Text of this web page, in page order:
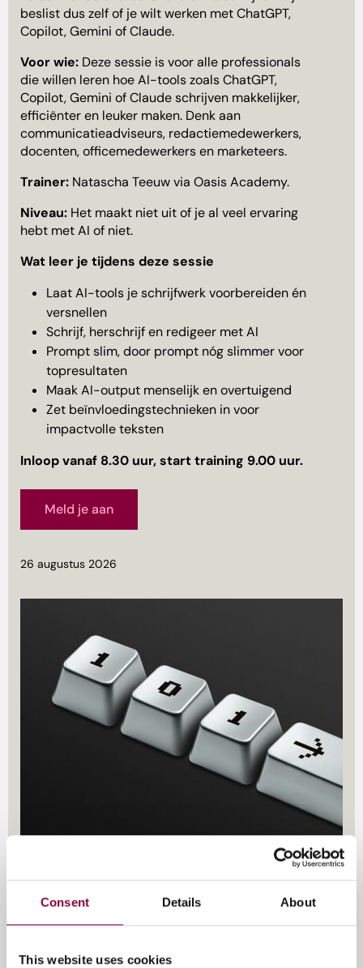
Consent Details About
This website uses cookies
beslist dus zelf of je wilt werken met ChatGPT,
Copilot, Gemini of Claude.
Voor wie: Deze sessie is voor alle professionals
die willen leren hoe AI-tools zoals ChatGPT,
Copilot, Gemini of Claude schrijven makkelijker,
efficiënter en leuker maken. Denk aan
communicatieadviseurs, redactiemedewerkers,
docenten, officemedewerkers en marketeers.
Trainer: Natascha Teeuw via Oasis Academy.
Niveau: Het maakt niet uit of je al veel ervaring
hebt met AI of niet.
Wat leer je tijdens deze sessie
​Laat AI-tools je schrijfwerk voorbereiden én
versnellen
​Schrijf, herschrijf en redigeer met AI
​Prompt slim, door prompt nóg slimmer voor
topresultaten
​Maak AI-output menselijk en overtuigend
​Zet beïnvloedingstechnieken in voor
impactvolle teksten
Inloop vanaf 8.30 uur, start training 9.00 uur.
Meld je aan
26 augustus 2026